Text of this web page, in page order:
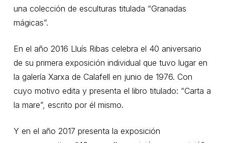
una colección de esculturas titulada “Granadas
mágicas”.
En el año 2016 Lluís Ribas celebra el 40 aniversario
de su primera exposición individual que tuvo lugar en
la galería Xarxa de Calafell en junio de 1976. Con
cuyo motivo edita y presenta el libro titulado: “Carta a
la mare”, escrito por él mismo.
Y en el año 2017 presenta la exposición